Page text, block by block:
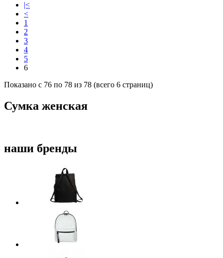
|<
<
1
2
3
4
5
6
Показано с 76 по 78 из 78 (всего 6 страниц)
Сумка женская
наши бренды